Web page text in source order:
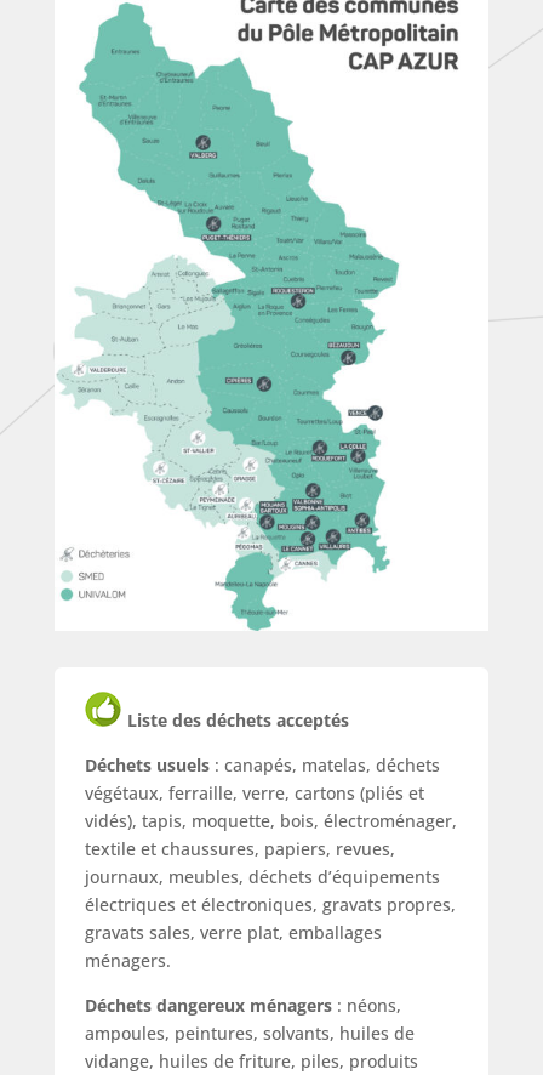
Liste des déchets acceptés
Déchets usuels: canapés, matelas, déchets
végétaux, ferraille, verre, cartons (pliés et
vidés), tapis, moquette, bois, électroménager,
textile et chaussures, papiers, revues,
journaux, meubles, déchets d’équipements
électriques et électroniques, gravats propres,
gravats sales, verre plat, emballages
ménagers.
Déchets dangereux ménagers: néons,
ampoules, peintures, solvants, huiles de
vidange, huiles de friture, piles, produits